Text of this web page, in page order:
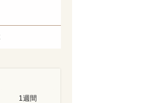
1週間